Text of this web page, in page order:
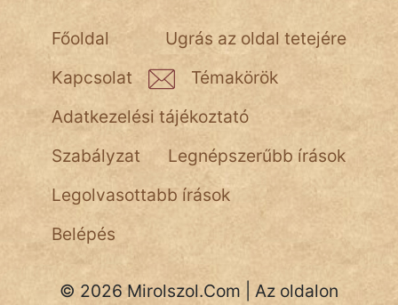
szegény legény
Hoffer Botond
szemfüles
Ugrás az oldal tetejére
Főoldal
Kapcsolat
Témakörök
Adatkezelési tájékoztató
Szabályzat
Legnépszerűbb írások
Legolvasottabb írások
Belépés
© 2026 Mirolszol.Com | Az oldalon